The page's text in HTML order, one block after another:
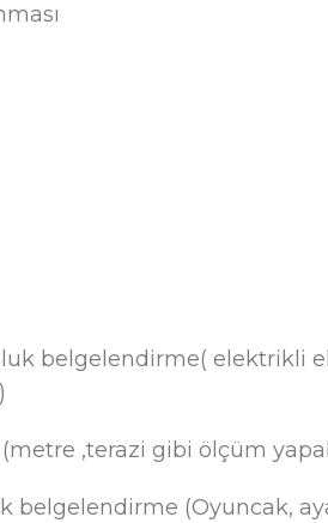
belgelendirme(
,terazi gibi ölçüm
belgelendirme (Oyuncak,